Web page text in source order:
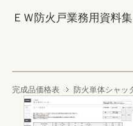
ＥＷ防火戸業務用資料
完成品価格表 防火単体シャッ